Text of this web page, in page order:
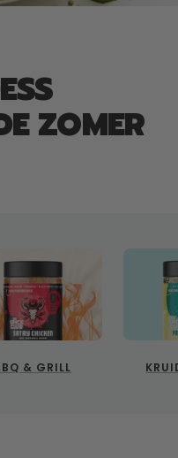
ZOMER
& GRILL